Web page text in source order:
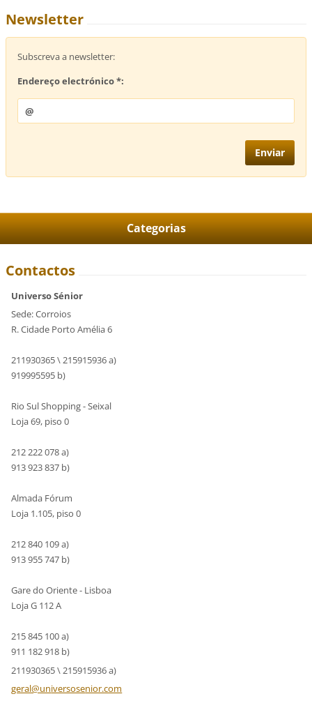
Newsletter
Subscreva a newsletter:
Endereço electrónico *:
Categorias
Contactos
Universo Sénior
Sede: Corroios
R. Cidade Porto Amélia 6
211930365 \ 215915936 a)
919995595 b)
Rio Sul Shopping - Seixal
Loja 69, piso 0
212 222 078 a)
913 923 837 b)
Almada Fórum
Loja 1.105, piso 0
212 840 109 a)
913 955 747 b)
Gare do Oriente - Lisboa
Loja G 112 A
215 845 100 a)
911 182 918 b)
211930365 \ 215915936 a)
geral@universosenior.com